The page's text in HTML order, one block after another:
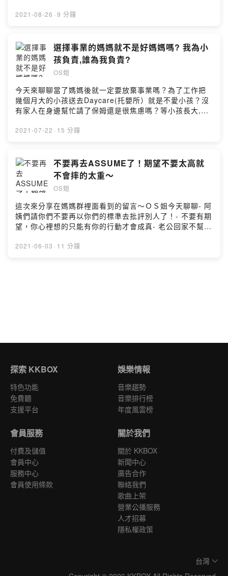
認識這個new normal，也就是學習和病毒共存。可是我們
論喔！歡迎大家到我的ＩＧ留言 追蹤喔～IG:
OSJIEXPowered by Firstory Hosting
2021-08-26 · 9 分鐘
選擇事業的媽媽就不是好媽媽嗎? 我為小
孩負責,誰為我負責?
OS姐
今天來聊聊當了媽媽後就一定要放棄事業嗎？為了工作把
幾個月大的小孩送去Daycare(托嬰所）就是不愛小孩？沒
有家人在身邊幫忙請了保姆還是很焦慮嗎？等小孩長大,你
的話被情緒勒索,可是誰來為你想呢？來和ＯＳ姐聊聊吧！
2021-07-22 · 15 分鐘
不要再去ASSUME了！期望不要太高就
不會摔的太重～
OS姐
這次來分享在媽媽群裡面看到的留言～ＯＳ姐今天聊聊- 阿
姨們請你們不要再以你們的標準去批評別人了！- 不要有期
望，你心裡想的只能有你的行動才會成真- 老公回家不幫
常常”ASSUME" (假想）某些事呢？歡迎大家一起來留言討
2021-06-03 · 11 分鐘
探索 KKBOX
特色功能
免費聽
支援平台
娛樂情報
音樂趨勢
音樂排行榜
年度風雲榜
會員服務
付費及儲值
會員中心
服務中心
會員使用條款
關於我們
關於 KKBOX
新聞中心
廣告合作
聯絡我們
歌曲上架
營業公播服務
人才招募
隱私權政策
台灣